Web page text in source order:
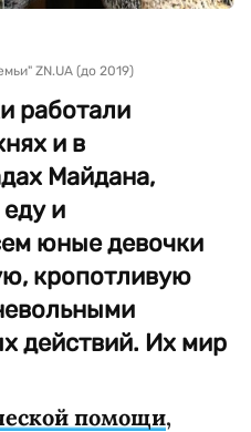
ZN.UA (до 2019)
работали
и в
Майдана,
и
юные девочки
кропотливую
действий. Их мир
помощи,